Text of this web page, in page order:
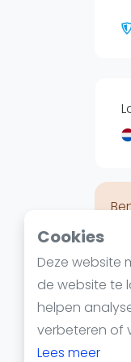
Cookies
Deze website
de website te
helpen
verbeteren of
Lees meer